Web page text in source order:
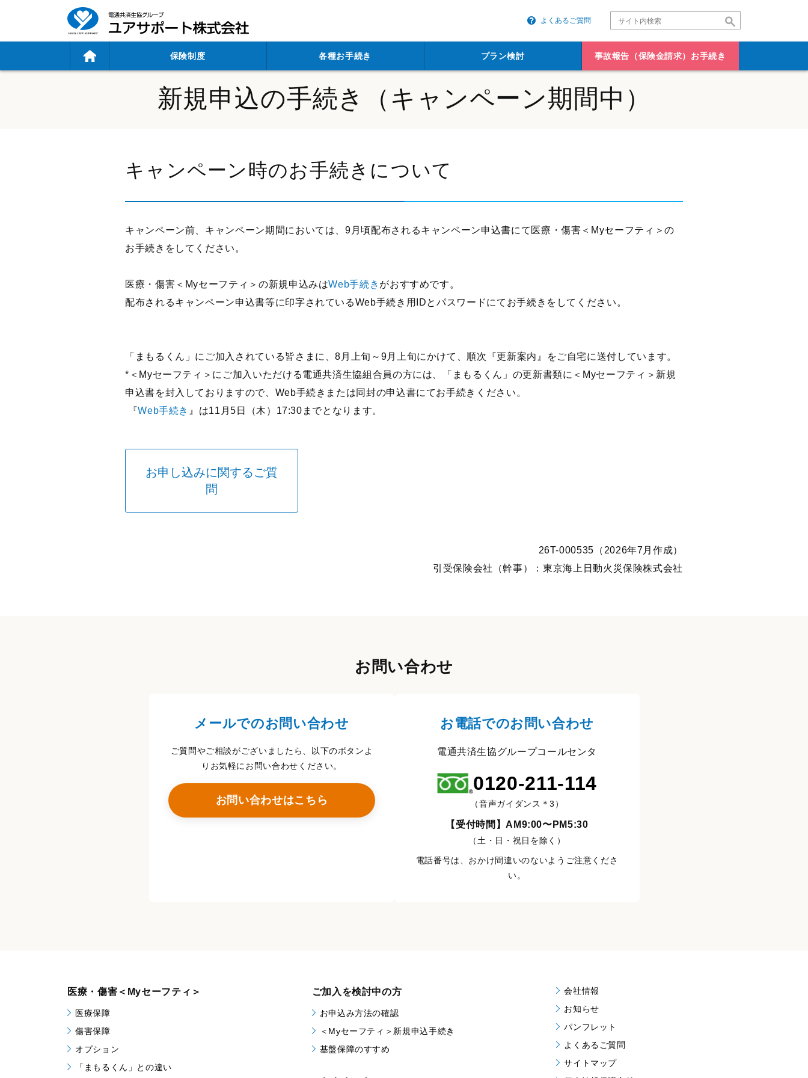
よくあるご質問
ロ
保険制度 各種お手続き プラン検討 事故報告（保険金請求）お手続き
新規申込の手続き（キャンペーン期間中）
キャンペーン時のお手続きについて
キャンペーン前、キャンペーン期間においては、9月頃配布されるキャンペーン申込書にて医療・傷害＜Myセーフティ＞の
お手続きをしてください。
医療・傷害＜Myセーフティ＞の新規申込みはWeb手続き がおすすめです。
配布されるキャンペーン申込書等に印字されているWeb手続き用IDとパスワードにてお手続きをしてください。
「まもるくん」にご加入されている皆さまに、8月上旬～9月上旬にかけて、順次『更新案内』をご自宅に送付しています。
*＜Myセーフティ＞にご加入いただける電通共済生協組合員の方には、「まもるくん」の更新書類に＜Myセーフティ＞新規
申込書を封入しておりますので、Web手続きまたは同封の申込書にてお手続きください。
『Web手続き 』は11月5日（木）17:30までとなります。
お申し込みに関するご質
問
26T-000535（2026年7月作成）
引受保険会社（幹事）：東京海上日動火災保険株式会社
お問い合わせ
メールでのお問い合わせ
ご質問やご相談がございましたら、以下のボタンよ
りお気軽にお問い合わせください。
お問い合わせはこちら
お電話でのお問い合わせ
電通共済生協グループコールセンタ
0120-211-114
（音声ガイダンス＊3）
【受付時間】AM9:00〜PM5:30
（土・日・祝日を除く）
電話番号は、おかけ間違いのないようご注意くださ
い。
医療・傷害 ＜Myセーフティ＞
医療保障
傷害保障
オプション
「まもるくん」との違い
ご加入を検討中の方
お申込み方法の確認
＜Myセーフティ＞新規申込手続き
基盤保障のすすめ
会社情報
お知らせ
パンフレット
よくあるご質問
サイトマップ